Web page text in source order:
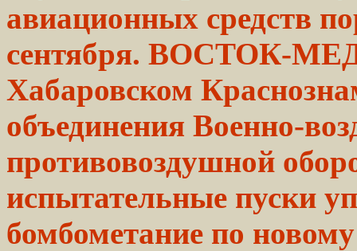
авиационных средств
сентября. ВОСТОК-
Хабаровском
объединения Военно-
противовоздушной
испытательные пуски
бомбометание по новому